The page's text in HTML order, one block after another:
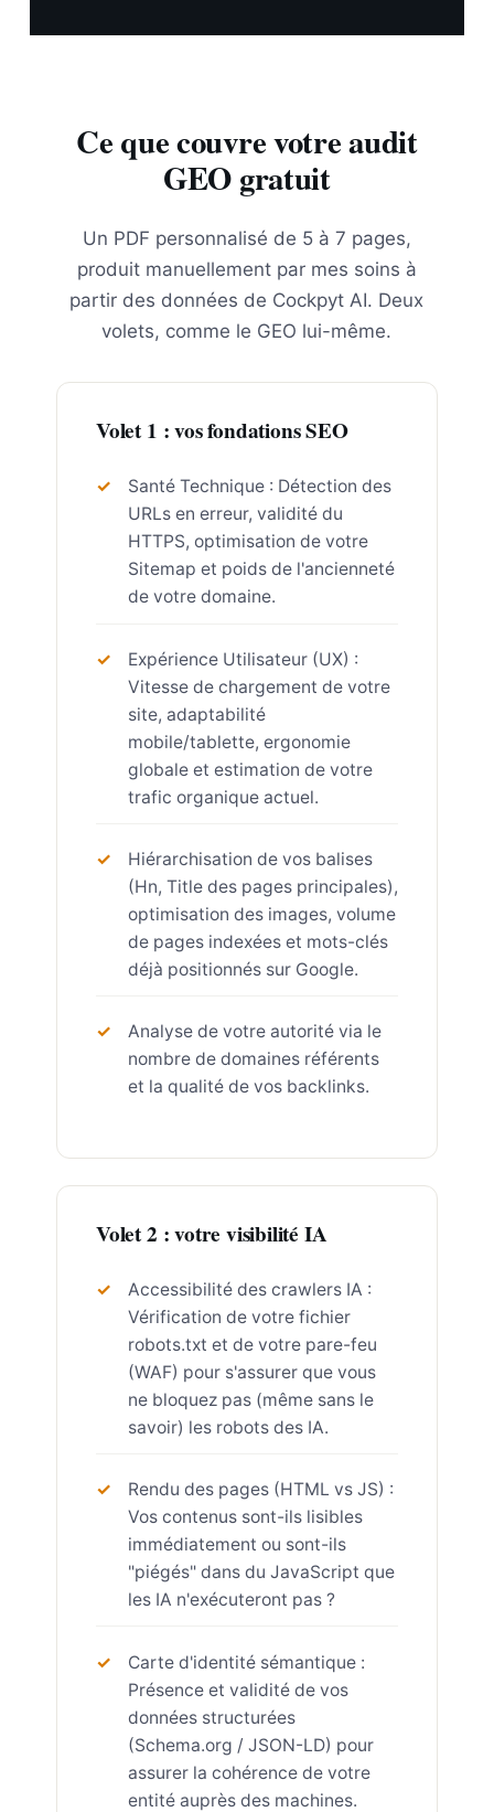
Ce que couvre votre audit
GEO gratuit
Un PDF personnalisé de 5 à 7 pages,
produit manuellement par mes soins à
partir des données de Cockpyt AI. Deux
volets, comme le GEO lui-même.
Volet 1 : vos fondations SEO
Santé Technique : Détection des
URLs en erreur, validité du
HTTPS, optimisation de votre
Sitemap et poids de l'ancienneté
de votre domaine.
Expérience Utilisateur (UX) :
Vitesse de chargement de votre
site, adaptabilité
mobile/tablette, ergonomie
globale et estimation de votre
trafic organique actuel.
Hiérarchisation de vos balises
(Hn, Title des pages principales),
optimisation des images, volume
de pages indexées et mots-clés
déjà positionnés sur Google.
Analyse de votre autorité via le
nombre de domaines référents
et la qualité de vos backlinks.
Volet 2 : votre visibilité IA
Accessibilité des crawlers IA :
Vérification de votre fichier
robots.txt et de votre pare-feu
(WAF) pour s'assurer que vous
ne bloquez pas (même sans le
savoir) les robots des IA.
Rendu des pages (HTML vs JS) :
Vos contenus sont-ils lisibles
immédiatement ou sont-ils
"piégés" dans du JavaScript que
les IA n'exécuteront pas ?
Carte d'identité sémantique :
Présence et validité de vos
données structurées
(Schema.org / JSON-LD) pour
assurer la cohérence de votre
entité auprès des machines.